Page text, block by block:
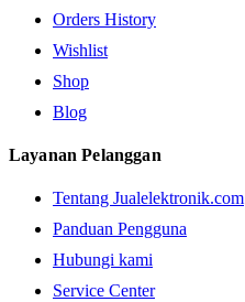
Orders History
Wishlist
Shop
Blog
Layanan Pelanggan
Tentang Jualelektronik.com
Panduan Pengguna
Hubungi kami
Service Center